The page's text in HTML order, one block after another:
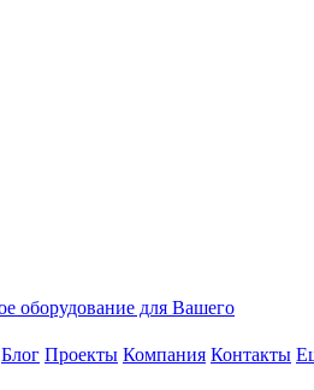
Блог Проекты Компания Контакты